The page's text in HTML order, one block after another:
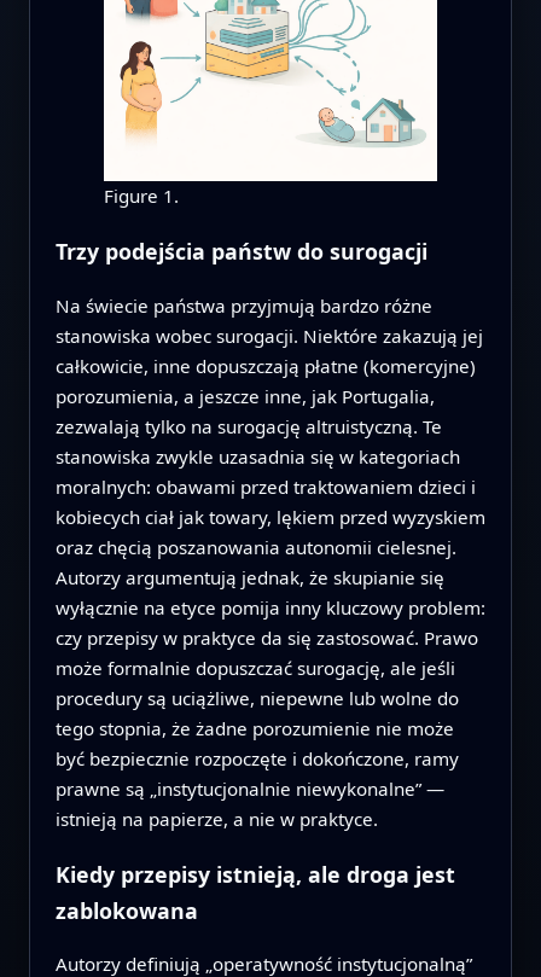
Figure 1.
Trzy podejścia państw do surogacji
Na świecie państwa przyjmują bardzo różne
stanowiska wobec surogacji. Niektóre zakazują jej
całkowicie, inne dopuszczają płatne (komercyjne)
porozumienia, a jeszcze inne, jak Portugalia,
zezwalają tylko na surogację altruistyczną. Te
stanowiska zwykle uzasadnia się w kategoriach
moralnych: obawami przed traktowaniem dzieci i
kobiecych ciał jak towary, lękiem przed wyzyskiem
oraz chęcią poszanowania autonomii cielesnej.
Autorzy argumentują jednak, że skupianie się
wyłącznie na etyce pomija inny kluczowy problem:
czy przepisy w praktyce da się zastosować. Prawo
może formalnie dopuszczać surogację, ale jeśli
procedury są uciążliwe, niepewne lub wolne do
tego stopnia, że żadne porozumienie nie może
być bezpiecznie rozpoczęte i dokończone, ramy
prawne są „instytucjonalnie niewykonalne” —
istnieją na papierze, a nie w praktyce.
Kiedy przepisy istnieją, ale droga jest
zablokowana
Autorzy definiują „operatywność instytucjonalną”